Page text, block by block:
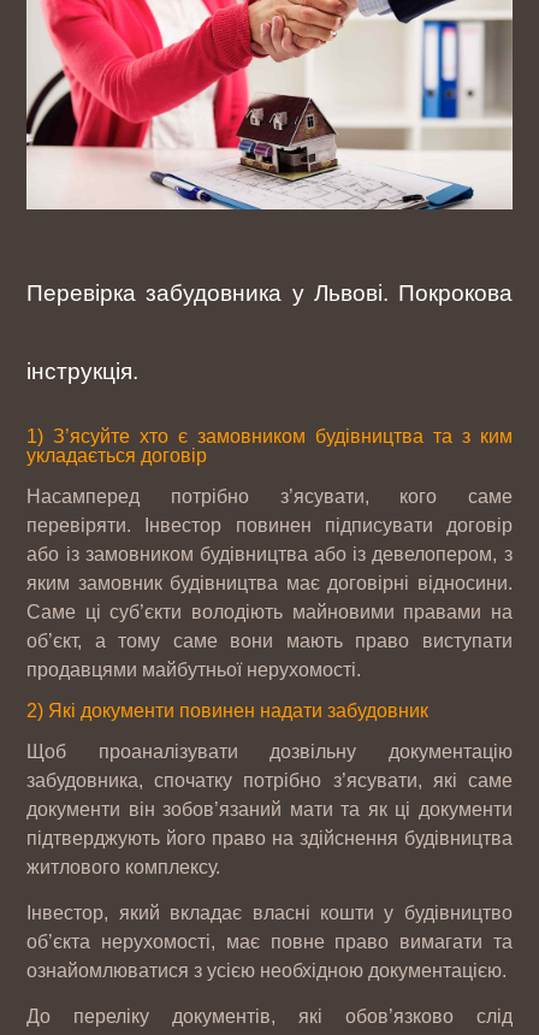
Перевірка забудовника у Львові. Покрокова
інструкція.
1) З’ясуйте хто є замовником будівництва та з ким
укладається договір
Насамперед потрібно з’ясувати, кого саме
перевіряти. Інвестор повинен підписувати договір
або із замовником будівництва або із девелопером, з
яким замовник будівництва має договірні відносини.
Саме ці суб’єкти володіють майновими правами на
об’єкт, а тому саме вони мають право виступати
продавцями майбутньої нерухомості.
2) Які документи повинен надати забудовник
Щоб проаналізувати дозвільну документацію
забудовника, спочатку потрібно з’ясувати, які саме
документи він зобов’язаний мати та як ці документи
підтверджують його право на здійснення будівництва
житлового комплексу.
Інвестор, який вкладає власні кошти у будівництво
об’єкта нерухомості, має повне право вимагати та
ознайомлюватися з усією необхідною документацією.
До переліку документів, які обов’язково слід